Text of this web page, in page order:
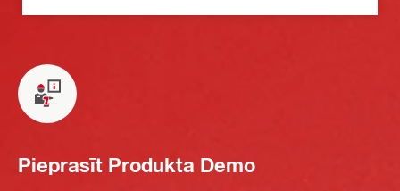
Pieprasīt Produkta Demo